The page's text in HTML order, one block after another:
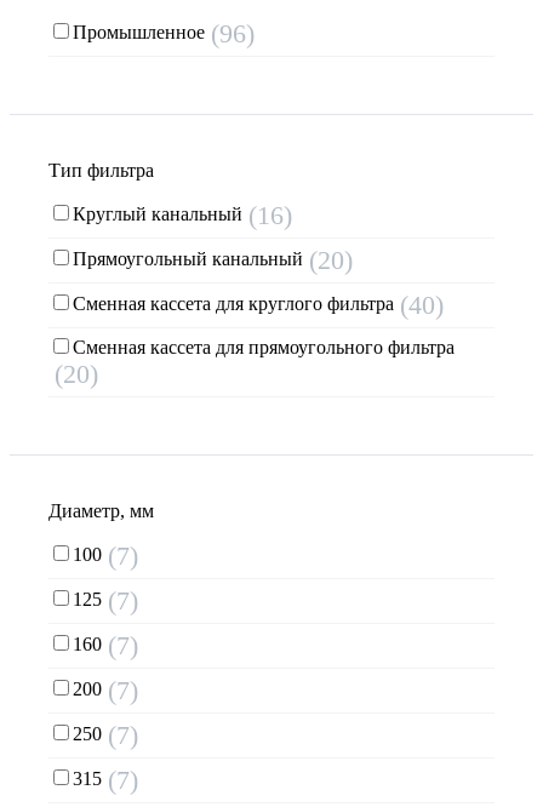
Промышленное (96)
Тип фильтра
Круглый канальный (16)
Прямоугольный канальный (20)
Сменная кассета для круглого фильтра (40)
Сменная кассета для прямоугольного фильтра
(20)
Диаметр, мм
100 (7)
125 (7)
160 (7)
200 (7)
250 (7)
315 (7)